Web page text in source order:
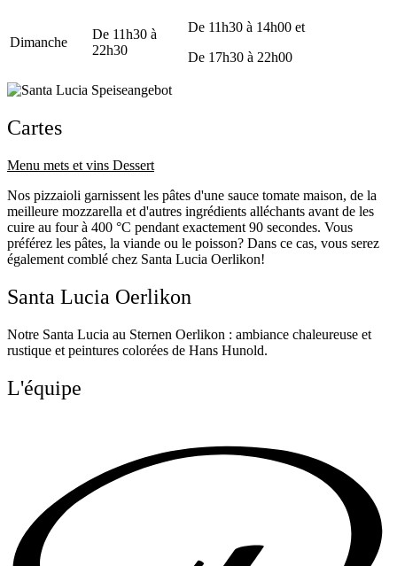
Dimanche
De 11h30 à
22h30
De 11h30 à 14h00 et
De 17h30 à 22h00
Cartes
Menu mets et vins Dessert
Nos pizzaioli garnissent les pâtes d'une sauce tomate maison, de la
meilleure mozzarella et d'autres ingrédients alléchants avant de les
cuire au four à 400 °C pendant exactement 90 secondes. Vous
préférez les pâtes, la viande ou le poisson? Dans ce cas, vous serez
également comblé chez Santa Lucia Oerlikon!
Santa Lucia Oerlikon
Notre Santa Lucia au Sternen Oerlikon : ambiance chaleureuse et
rustique et peintures colorées de Hans Hunold.
L'équipe